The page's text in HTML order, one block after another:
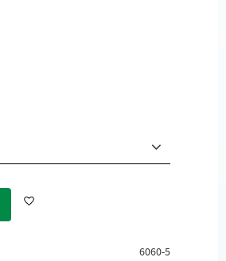
Lägg till i favoriter
6060-5